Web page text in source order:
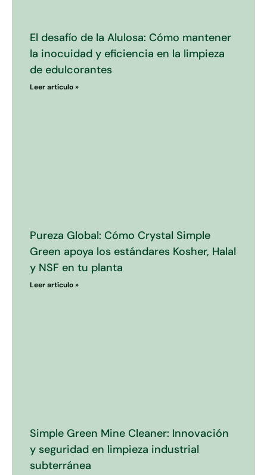
El desafío de la Alulosa: Cómo mantener
la inocuidad y eficiencia en la limpieza
de edulcorantes
Leer artículo »
Pureza Global: Cómo Crystal Simple
Green apoya los estándares Kosher, Halal
y NSF en tu planta
Leer artículo »
Simple Green Mine Cleaner: Innovación
y seguridad en limpieza industrial
subterránea